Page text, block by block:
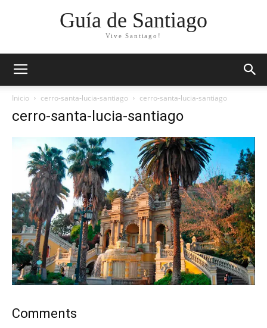
Guía de Santiago
Vive Santiago!
Inicio cerro-santa-lucia-santiago cerro-santa-lucia-santiago
cerro-santa-lucia-santiago
Comments